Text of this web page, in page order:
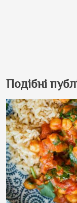
Подібні